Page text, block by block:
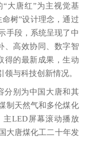
大唐红”为主视觉基
树”设计理念，通过
手段，系统呈现了中
、高效协同、数字智
得的最新成果，生动
与科技创新情况。
分别为中国大唐和其
制天然气和多伦煤化
主LED屏幕滚动播放
大唐煤化工二十年发